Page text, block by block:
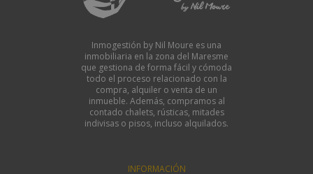
Inmogestión by Nil Moure es una
inmobiliaria en la zona del Maresme
que gestiona de forma fácil y cómoda
todo el proceso relacionado con la
compra, alquiler o venta de un
inmueble. Además, compramos al
contado chalets, rústicas, mitades
indivisas o pisos, incluso alquilados.
INFORMACIÓN